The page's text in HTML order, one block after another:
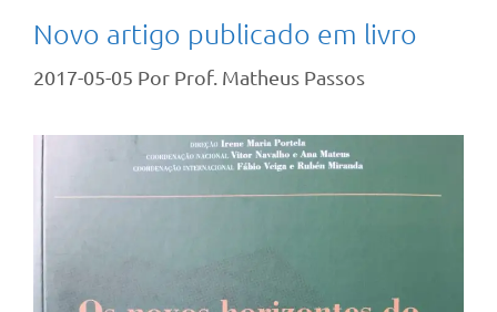
Novo artigo publicado em livro
2017-05-05 Por Prof. Matheus Passos